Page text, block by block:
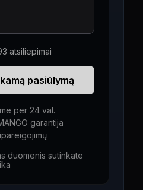
atsiliepimai
pasiūlymą
per 24 val.
garantija
duomenis sutinkate